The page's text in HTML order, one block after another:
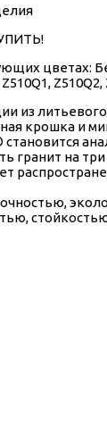
Z510Q2,
крошка и
гранит на